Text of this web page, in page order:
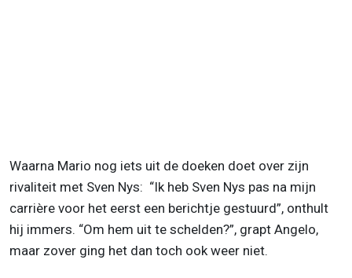
Waarna Mario nog iets uit de doeken doet over zijn
rivaliteit met Sven Nys: “Ik heb Sven Nys pas na mijn
carrière voor het eerst een berichtje gestuurd”, onthult
hij immers. “Om hem uit te schelden?”, grapt Angelo,
maar zover ging het dan toch ook weer niet.